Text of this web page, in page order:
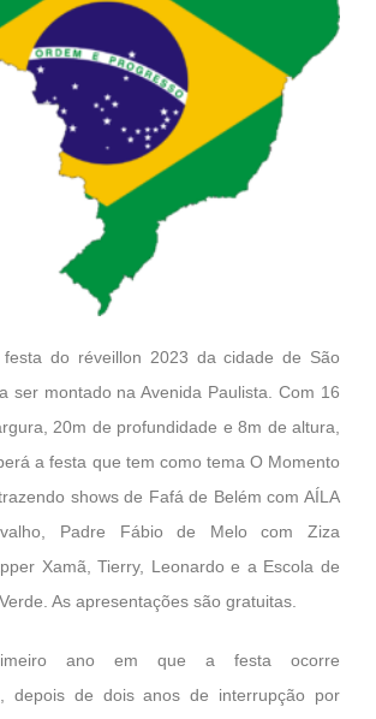
do réveillon 2023 da cidade de São
ser montado na Avenida Paulista. Com 16
20m de profundidade e 8m de altura,
a festa que tem como tema O Momento
shows de Fafá de Belém com AÍLA
Padre Fábio de Melo com Ziza
Xamã, Tierry, Leonardo e a Escola de
As apresentações são gratuitas.
ano em que a festa ocorre
depois de dois anos de interrupção por